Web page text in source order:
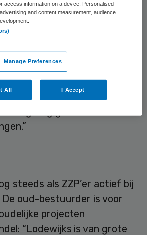
LSG-Rentray, zegt in een
en
overeenstemming zijn
voor beide partijen beter
zijn lidmaatschap van
zou opzeggen. “Omdat
Lodewijks een pensioengat
steeds als ZZP’er actief bij
oud-bestuurder is voor
projecten
“Lodewijks is van grote
access information on a device. Personalised
and content measurement, audience
Manage Preferences
All I Accept